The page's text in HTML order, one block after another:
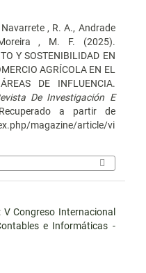
, R. A., Andrade
, M. F. (2025).
Y SOSTENIBILIDAD EN
AGRÍCOLA EN EL
DE INFLUENCIA.
De Investigación E
a partir de
magazine/article/vi
Congreso Internacional
e Informáticas -